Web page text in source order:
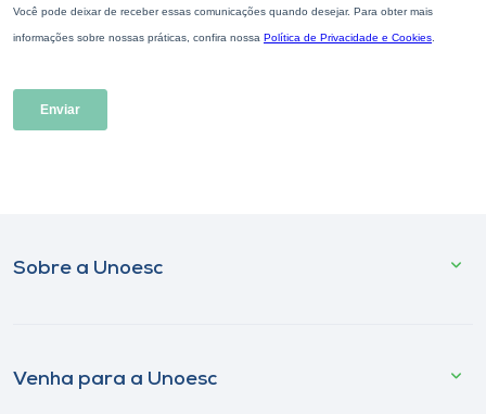
Sobre a Unoesc
Venha para a Unoesc